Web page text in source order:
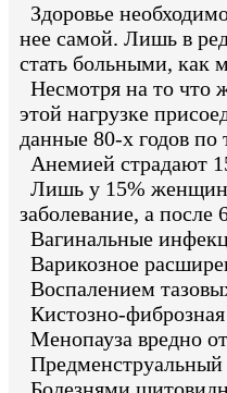
Здоровье
нее самой. Лишь в
стать больными, как
Несмотря на то что
этой нагрузке
данные 80-х годов
Анемией страдают
Лишь у 15% женщин
заболевание, а после
Вагинальные
Варикозное
Воспалением
Кистозно-
Менопауза вредно